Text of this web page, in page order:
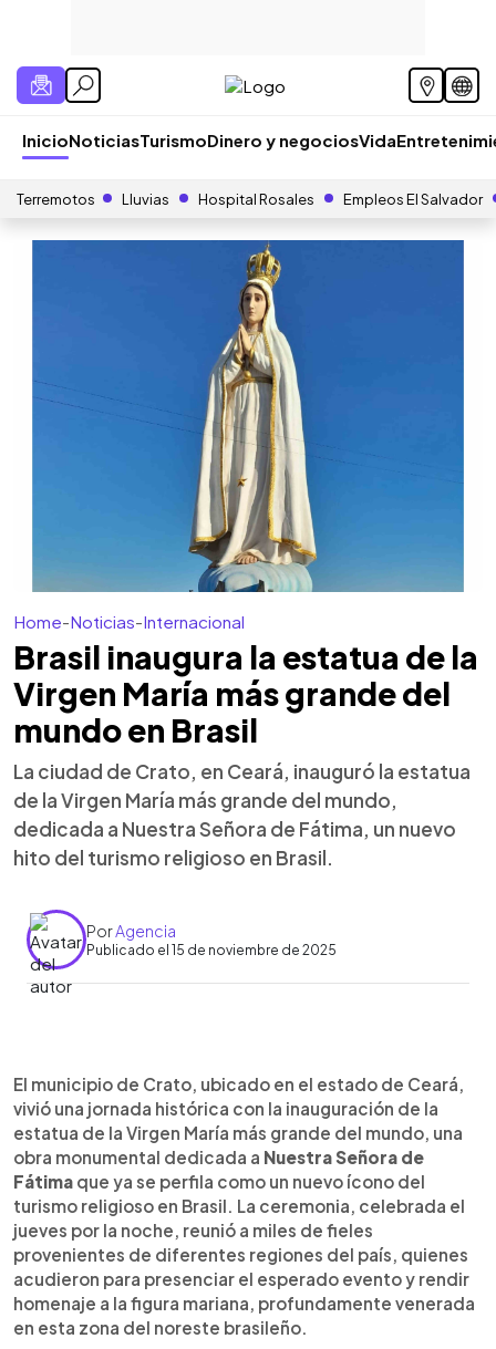
InicioNoticiasTurismoDinero y negociosVida
Terremotos Lluvias Hospital Rosales Empleos El Salvador
Home-Noticias-Internacional
Brasil inaugura la estatua de la
Virgen María más grande del
mundo en Brasil
La ciudad de Crato, en Ceará, inauguró la estatua
de la Virgen María más grande del mundo,
dedicada a Nuestra Señora de Fátima, un nuevo
hito del turismo religioso en Brasil.
PorAgencia
Publicado el 15 de noviembre de 2025
► Escuchar artículo
La ciudad de Crato, en el estado brasileño de
Ceará, inauguró la estatua de la Virgen María más
grande del mundo, dedicada a Nuestra Señora de
Fátima. El monumento mide 54 metros, superando
al Cristo Redentor de Río de Janeiro. Miles de
devotos asistieron a la ceremonia, que incluyó una
misa especial y presentaciones musicales de
artistas religiosos. La obra busca fortalecer el
turismo religioso en la región del Cariri y
convertirse en un nuevo símbolo espiritual para
Brasil. Autoridades locales esperan que el
monumento impulse la economía y consolide a
El municipio de Crato, ubicado en el estado de Ceará,
vivió una jornada histórica con la inauguración de la
estatua de la Virgen María más grande del mundo, una
obra monumental dedicada a Nuestra Señora de
Fátima que ya se perfila como un nuevo ícono del
turismo religioso en Brasil. La ceremonia, celebrada el
jueves por la noche, reunió a miles de fieles
provenientes de diferentes regiones del país, quienes
acudieron para presenciar el esperado evento y rendir
homenaje a la figura mariana, profundamente venerada
en esta zona del noreste brasileño.